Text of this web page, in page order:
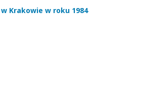
Krakowie w roku 1984